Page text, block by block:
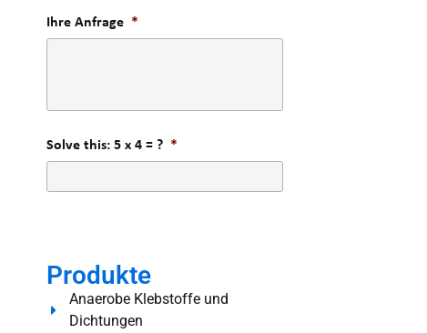
Ihre Anfrage *
Solve this: 5 x 4 = ? *
Produkte
Anaerobe Klebstoffe und
Dichtungen